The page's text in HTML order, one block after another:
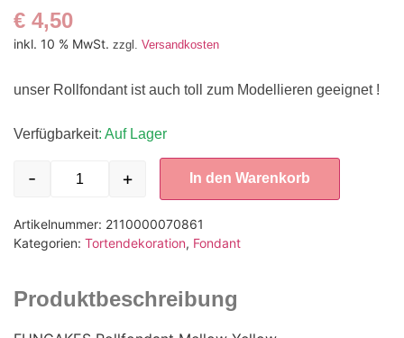
€ 4,50
inkl. 10 % MwSt. zzgl. Versandkosten
unser Rollfondant ist auch toll zum Modellieren geeignet !
Verfügbarkeit: Auf Lager
- + In den Warenkorb
Artikelnummer: 2110000070861
Kategorien: Tortendekoration, Fondant
Produktbeschreibung